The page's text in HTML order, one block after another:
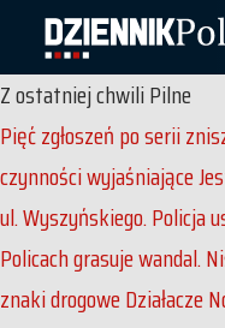
Z ostatniej chwiliPilne
Pięć zgłoszeń po serii
czynności wyjaśniające
ul. Wyszyńskiego. Policja
Policach grasuje wandal.
znaki drogoweDziałacze